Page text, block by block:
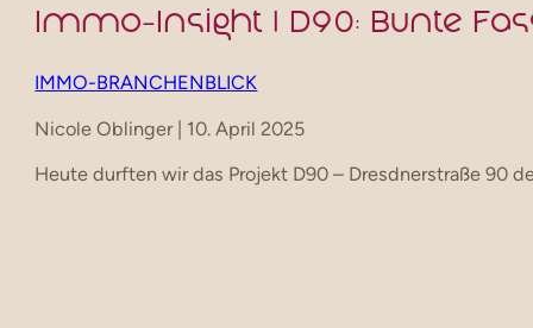
Immo-Insight | D90: Bunte
IMMO-BRANCHENBLICK
Nicole Oblinger | 10. April 2025
Heute durften wir das Projekt D90 – Dresdnerstraße 90